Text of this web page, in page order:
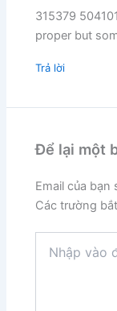
315379
proper but
Trả lời
Để lại một
Email của
Các trường
vào